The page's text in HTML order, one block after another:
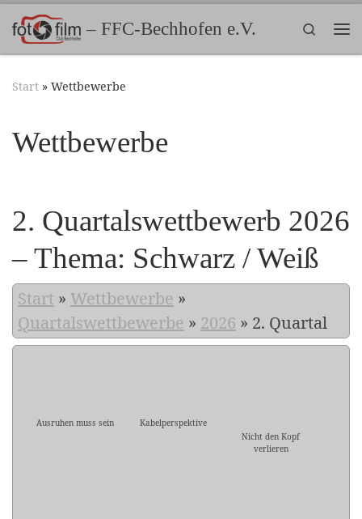
Zum Inhalt springen– FFC-Bechhofen e.V.
Search
Start » Wettbewerbe
Wettbewerbe
2. Quartalswettbewerb 2026
– Thema: Schwarz / Weiß
Start » Wettbewerbe »
Quartalswettbewerbe » 2026 » 2. Quartal
Ausruhen muss sein
Kabelperspektive
Nicht den Kopf
verlieren